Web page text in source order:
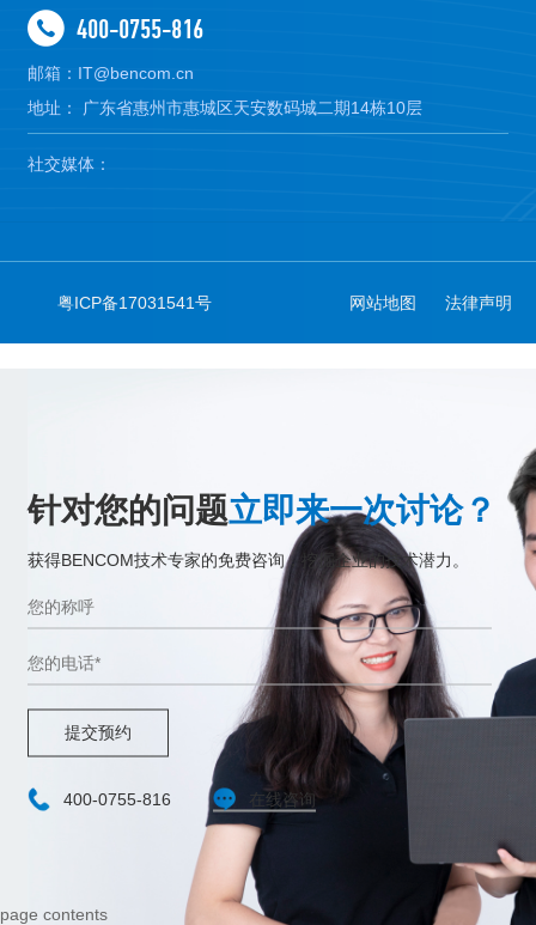
400-0755-816
邮箱：IT@bencom.cn
地址： 广东省惠州市惠城区天安数码城二期14栋10层
社交媒体：
粤ICP备17031541号 网站地图 法律声明
针对您的问题立即来一次讨论？
获得BENCOM技术专家的免费咨询，挖掘企业的技术潜力。
提交预约
400-0755-816 在线咨询
page contents